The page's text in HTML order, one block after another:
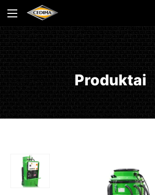
Produktai